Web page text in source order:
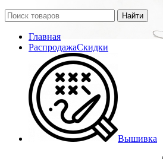
Найти
Главная
РаспродажаСкидки
Вышивка